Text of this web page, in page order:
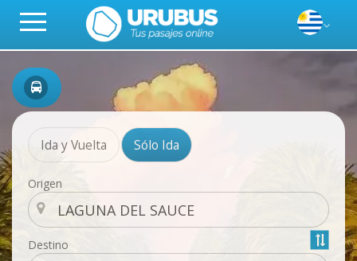
Ida y Vuelta Sólo Ida
Origen
Destino